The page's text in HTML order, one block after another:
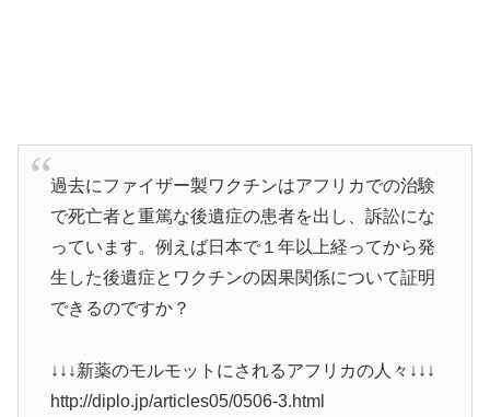
過去にファイザー製ワクチンはアフリカでの治験
で死亡者と重篤な後遺症の患者を出し、訴訟にな
っています。例えば日本で１年以上経ってから発
生した後遺症とワクチンの因果関係について証明
できるのですか？
↓↓↓新薬のモルモットにされるアフリカの人々↓↓↓
http://diplo.jp/articles05/0506-3.html